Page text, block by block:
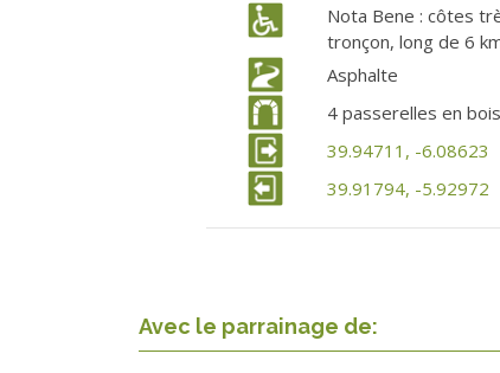
Nota Bene : côtes
tronçon, long de 6
Asphalte
4 passerelles en
39.94711, -6.08623
39.91794, -5.92972
Avec le parrainage de: